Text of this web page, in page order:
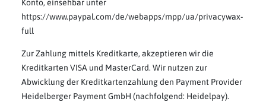
Konto, einsehbar unter
https://www.paypal.com/de/webapps/mpp/ua/privacywax-
full
Zur Zahlung mittels Kreditkarte, akzeptieren wir die
Kreditkarten VISA und MasterCard. Wir nutzen zur
Abwicklung der Kreditkartenzahlung den Payment Provider
Heidelberger Payment GmbH (nachfolgend: Heidelpay).